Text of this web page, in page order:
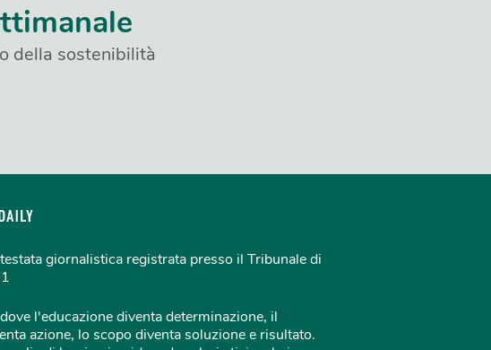
della sostenibilità
giornalistica registrata presso il Tribunale di
l'educazione diventa determinazione, il
azione, lo scopo diventa soluzione e risultato.